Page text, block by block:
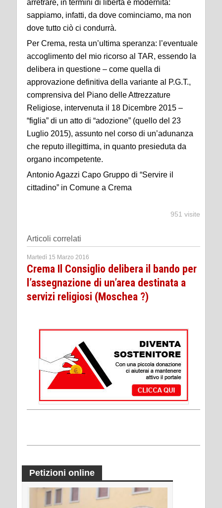
arretrare, in termini di libertà e modernità:
sappiamo, infatti, da dove cominciamo, ma non
dove tutto ciò ci condurrà.
Per Crema, resta un’ultima speranza: l’eventuale
accoglimento del mio ricorso al TAR, essendo la
delibera in questione – come quella di
approvazione definitiva della variante al P.G.T.,
comprensiva del Piano delle Attrezzature
Religiose, intervenuta il 18 Dicembre 2015 –
“figlia” di un atto di “adozione” (quello del 23
Luglio 2015), assunto nel corso di un’adunanza
che reputo illegittima, in quanto presieduta da
organo incompetente.
Antonio Agazzi Capo Gruppo di “Servire il
cittadino” in Comune a Crema
951 visite
Articoli correlati
Martedì 15 Marzo 2016
Crema Il Consiglio delibera il bando per
l’assegnazione di un’area destinata a
servizi religiosi (Moschea ?)
Petizioni online